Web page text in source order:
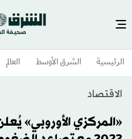
الرئيسية الشرق الأوسط​ العالم
الاقتصاد
«المركزي الأوروبي»